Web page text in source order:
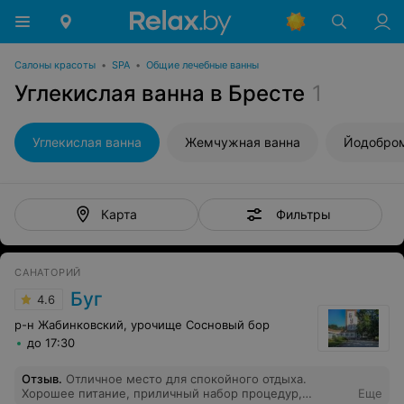
Салоны красоты • SPA • Общие лечебные ванны
Углекислая ванна в Бресте 1
Углекислая ванна Жемчужная ванна
Карта Фильтры
САНАТОРИЙ
4.6 Буг
р-н Жабинковский, урочище Сосновый бор
до 17:30
Отзыв. Отличное место для спокойного отдыха.
Хорошее питание, приличный набор процедур,
Еще